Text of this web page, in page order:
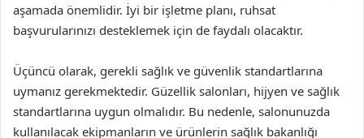
aşamada önemlidir. İyi bir işletme planı, ruhsat
başvurularınızı desteklemek için de faydalı olacaktır.
Üçüncü olarak, gerekli sağlık ve güvenlik standartlarına
uymanız gerekmektedir. Güzellik salonları, hijyen ve sağlık
standartlarına uygun olmalıdır. Bu nedenle, salonunuzda
kullanılacak ekipmanların ve ürünlerin sağlık bakanlığı